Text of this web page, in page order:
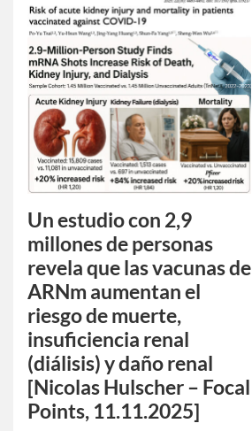
Un estudio con 2,9
millones de personas
revela que las vacunas de
ARNm aumentan el
riesgo de muerte,
insuficiencia renal
(diálisis) y daño renal
[Nicolas Hulscher – Focal
Points, 11.11.2025]